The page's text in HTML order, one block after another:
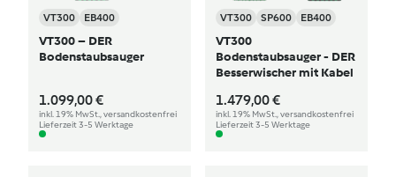
VT300 EB400
VT300 – DER
Bodenstaubsauger
1.099,00 €
inkl. 19% MwSt., versandkostenfrei
Lieferzeit 3-5 Werktage
VT300 SP600 EB400
VT300
Bodenstaubsauger - DER
Besserwischer mit Kabel
1.479,00 €
inkl. 19% MwSt., versandkostenfrei
Lieferzeit 3-5 Werktage